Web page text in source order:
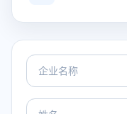
企业名称
姓名